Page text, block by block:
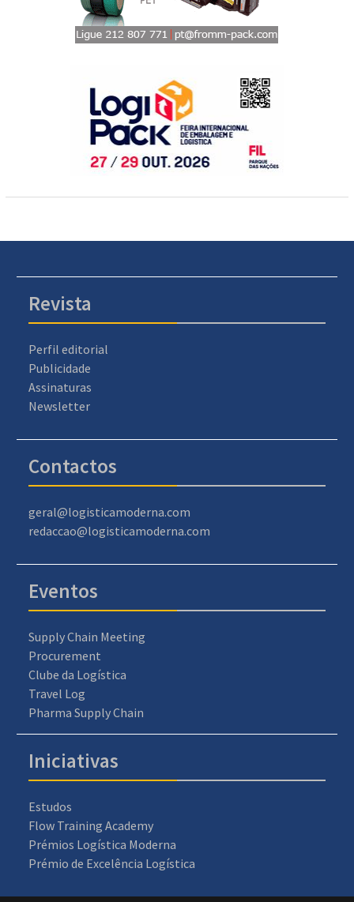
Revista
Perfil editorial
Publicidade
Assinaturas
Newsletter
Contactos
geral@logisticamoderna.com
redaccao@logisticamoderna.com
Eventos
Supply Chain Meeting
Procurement
Clube da Logística
Travel Log
Pharma Supply Chain
Iniciativas
Estudos
Flow Training Academy
Prémios Logística Moderna
Prémio de Excelência Logística